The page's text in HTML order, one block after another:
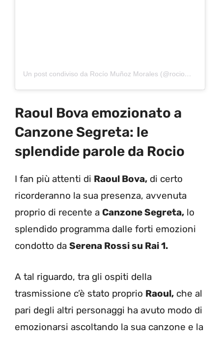
Un post condiviso da Rocío Muñoz Morales (@rociommorales)
Raoul Bova emozionato a
Canzone Segreta: le
splendide parole da Rocio
I fan più attenti di Raoul Bova, di certo
ricorderanno la sua presenza, avvenuta
proprio di recente a Canzone Segreta, lo
splendido programma dalle forti emozioni
condotto da Serena Rossi su Rai 1.
A tal riguardo, tra gli ospiti della
trasmissione c’è stato proprio Raoul, che al
pari degli altri personaggi ha avuto modo di
emozionarsi ascoltando la sua canzone e la